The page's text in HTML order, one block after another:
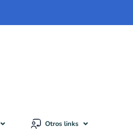
Otros links